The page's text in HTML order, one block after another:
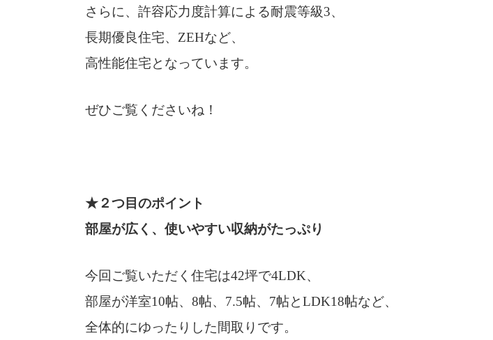
さらに、許容応力度計算による耐震等級3、
長期優良住宅、ZEHなど、
高性能住宅となっています。
ぜひご覧くださいね！
★２つ目のポイント
部屋が広く、使いやすい収納がたっぷり
今回ご覧いただく住宅は42坪で4LDK、
部屋が洋室10帖、8帖、7.5帖、7帖とLDK18帖など、
全体的にゆったりした間取りです。